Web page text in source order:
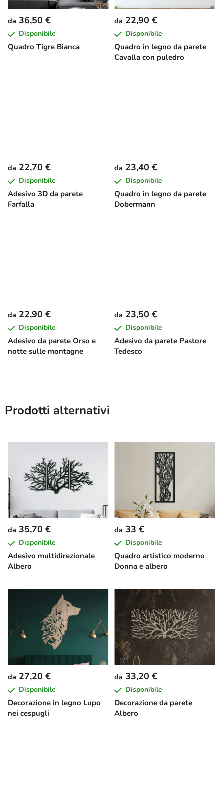
Quadro Tigre Bianca
da 36,50 €
Disponibile
Quadro in legno da parete
Cavalla con puledro
da 22,90 €
Disponibile
Adesivo 3D da parete
Farfalla
da 22,70 €
Disponibile
Quadro in legno da parete
Dobermann
da 23,40 €
Disponibile
Adesivo da parete Orso e
notte sulle montagne
da 22,90 €
Disponibile
Adesivo da parete Pastore
Tedesco
da 23,50 €
Disponibile
Prodotti alternativi
Adesivo multidirezionale
Albero
da 35,70 €
Disponibile
Quadro artistico moderno
Donna e albero
da 33 €
Disponibile
Decorazione in legno Lupo
nei cespugli
da 27,20 €
Disponibile
Decorazione da parete
Albero
da 33,20 €
Disponibile